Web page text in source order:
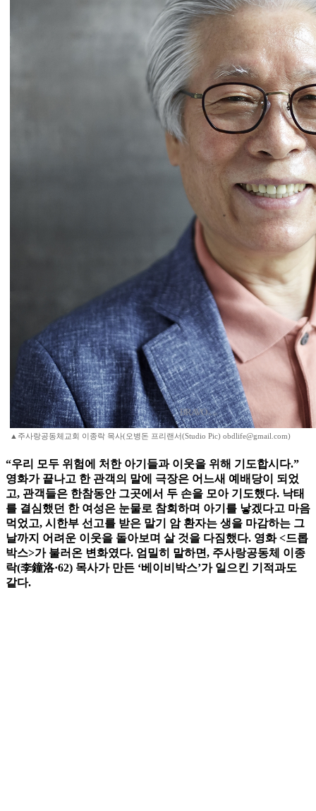
▲주사랑공동체교회 이종락 목사(오병돈 프리랜서(Studio Pic) obdlife@gmail.com)
“우리 모두 위험에 처한 아기들과 이웃을 위해 기도합시다.”
영화가 끝나고 한 관객의 말에 극장은 어느새 예배당이 되었
고, 관객들은 한참동안 그곳에서 두 손을 모아 기도했다. 낙태
를 결심했던 한 여성은 눈물로 참회하며 아기를 낳겠다고 마음
먹었고, 시한부 선고를 받은 말기 암 환자는 생을 마감하는 그
날까지 어려운 이웃을 돌아보며 살 것을 다짐했다. 영화 <드롭
박스>가 불러온 변화였다. 엄밀히 말하면, 주사랑공동체 이종
락(李鐘洛·62) 목사가 만든 ‘베이비박스’가 일으킨 기적과도
같다.